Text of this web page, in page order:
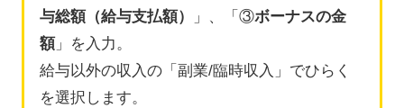
与総額（給与支払額）
」、「③ボーナスの金
額」を入力。
給与以外の収入の「副業/臨時収入」でひらく
を選択します。